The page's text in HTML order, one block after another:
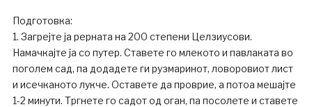
Подготовка:
1. Загрејте ја рерната на 200 степени Целзиусови.
Намачкајте ја со путер. Ставете го млекото и павлаката во
поголем сад, па додадете ги рузмаринот, ловоровиот лист
и исечканото лукче. Оставете да проврие, а потоа мешајте
1-2 минути. Тргнете го садот од оган, па посолете и ставете